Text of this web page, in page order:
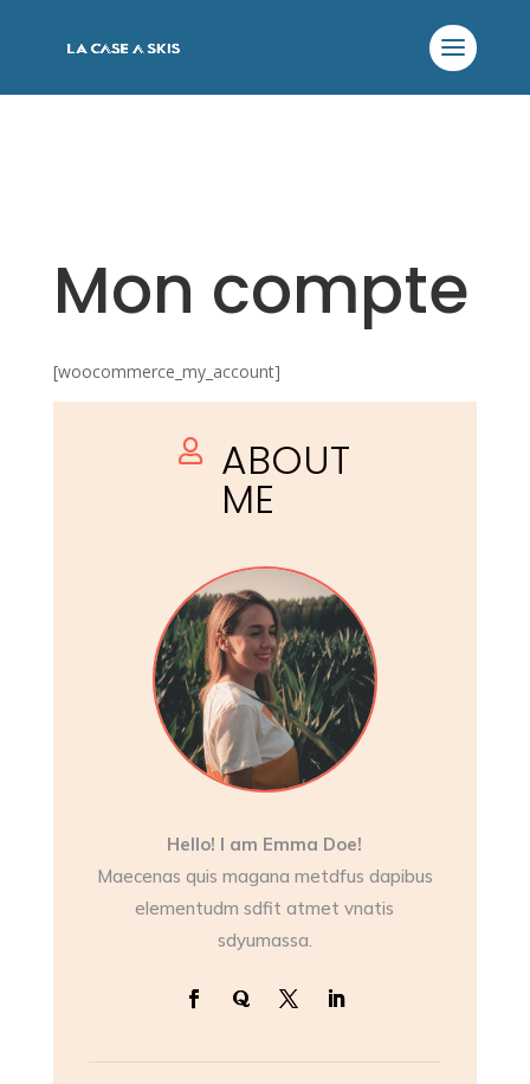
Mon compte
[woocommerce_my_account]
 ABOUT
ME
Hello! I am Emma Doe!
Maecenas quis magana metdfus dapibus
elementudm sdfit atmet vnatis
sdyumassa.